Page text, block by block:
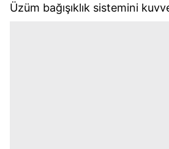
Üzüm bağışıklık sistemini